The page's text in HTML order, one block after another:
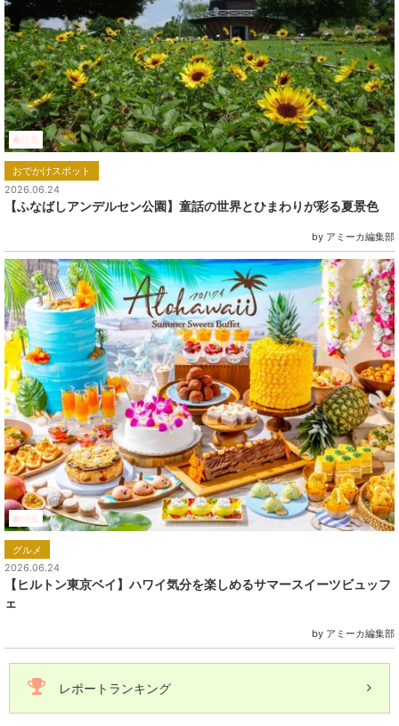
特集
おでかけスポット
2026.06.24
【ふなばしアンデルセン公園】童話の世界とひまわりが彩る夏景色
by アミーカ編集部
特集
グルメ
2026.06.24
【ヒルトン東京ベイ】ハワイ気分を楽しめるサマースイーツビュッフ
ェ
by アミーカ編集部
レポートランキング